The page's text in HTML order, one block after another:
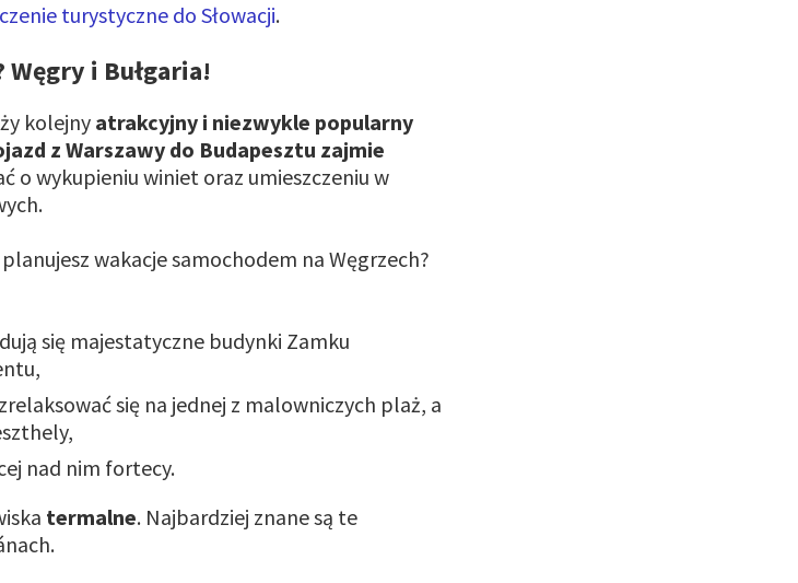
turystyczne do Słowacji.
i Bułgaria!
kolejnyatrakcyjny i niezwykle popularny
z Warszawy do Budapesztu zajmie
o wykupieniu winiet oraz umieszczeniu w
wakacje samochodem na Węgrzech?
się majestatyczne budynki Zamku
się na jednej z malowniczych plaż, a
nad nim fortecy.
termalne. Najbardziej znane są te